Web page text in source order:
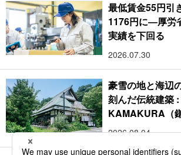
最低賃金55円引
1176円に―厚労
実績を下回る
2026.07.30
豪雪の地と海辺
刻んだ伝統建築
KAMAKURA（
2026.08.04